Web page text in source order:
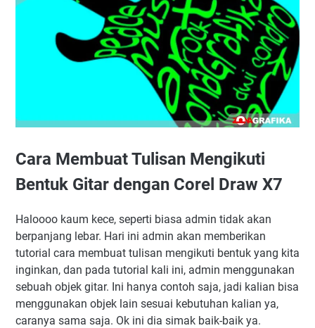
Cara Membuat Tulisan Mengikuti
Bentuk Gitar dengan Corel Draw X7
Haloooo kaum kece, seperti biasa admin tidak akan
berpanjang lebar. Hari ini admin akan memberikan
tutorial cara membuat tulisan mengikuti bentuk yang kita
inginkan, dan pada tutorial kali ini, admin menggunakan
sebuah objek gitar. Ini hanya contoh saja, jadi kalian bisa
menggunakan objek lain sesuai kebutuhan kalian ya,
caranya sama saja. Ok ini dia simak baik-baik ya.